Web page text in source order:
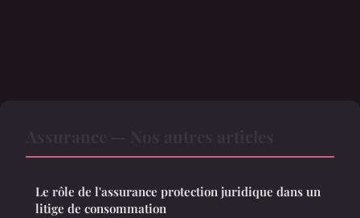
Le rôle de l'assurance protection juridique dans un
litige de consommation